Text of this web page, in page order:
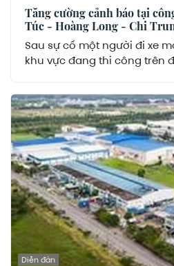
Tăng cường cảnh báo tại
Túc - Hoàng Long - Chi
Sau sự cố một người đi xe
khu vực đang thi công trên
Diễn đàn